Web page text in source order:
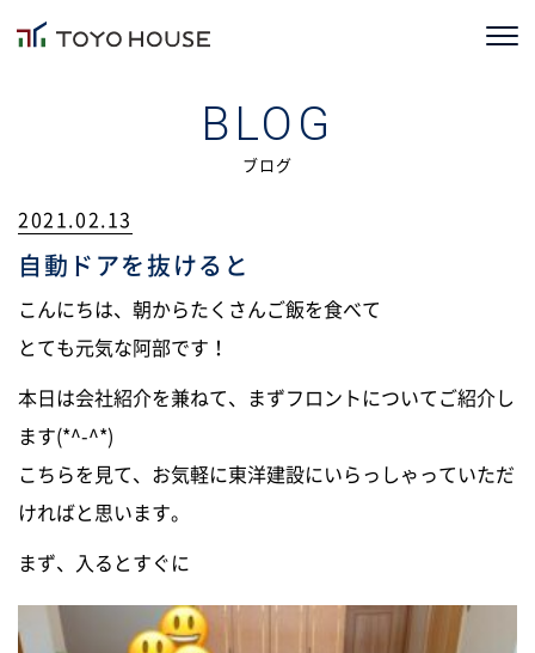
TOYOHOUSEの家づくり
施工事例
お客様の声
会社情報
ブログ
ニュース
0120-255-269
定休日／土日祝
※事前連絡で定休日も対応可
BLOG
ブログ
2021.02.13
自動ドアを抜けると
こんにちは、朝からたくさんご飯を食べて
とても元気な阿部です！
本日は会社紹介を兼ねて、まずフロントについてご紹介し
ます(*^-^*)
こちらを見て、お気軽に東洋建設にいらっしゃっていただ
ければと思います。
まず、入るとすぐに